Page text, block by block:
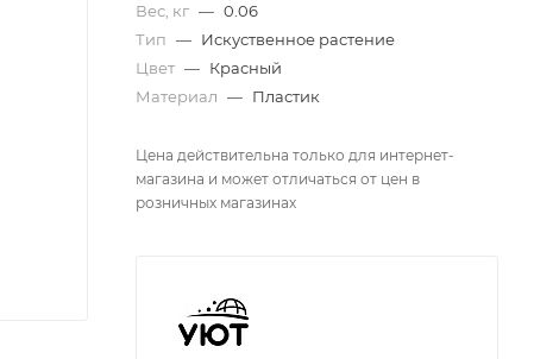
Вес, кг — 0.06
Тип — Искуственное растение
Цвет — Красный
Материал — Пластик
Цена действительна только для интернет-
магазина и может отличаться от цен в
розничных магазинах